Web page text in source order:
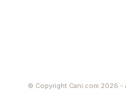
© Copyright Cani.com 2026 -